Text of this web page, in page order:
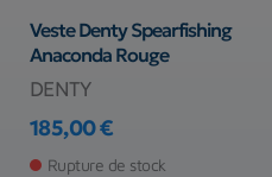
Veste Denty Spearfishing
Anaconda Rouge
DENTY
Prix
185,00 €
Rupture de stock